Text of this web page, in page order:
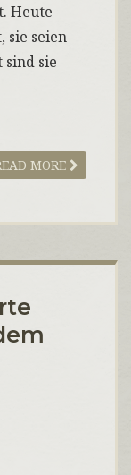
Heute
sie seien
sie
MORE